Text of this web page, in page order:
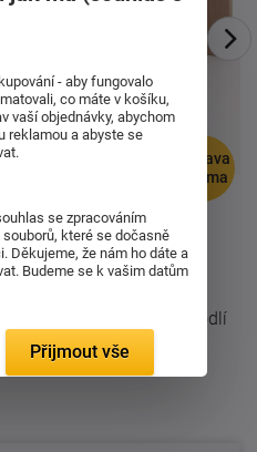
doprava
zdarma
čelem zaručí pocit pohodlí
pohodlí díky zaoblení
- aby fungovalo
co máte v košíku,
vaší objednávky, abychom
reklamou a abyste se
se zpracováním
které se dočasně
Děkujeme, že nám ho dáte a
Budeme se k vašim datům
Přijmout vše